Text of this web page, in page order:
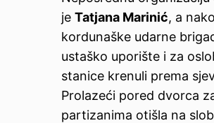
je Tatjana Marinić, a
kordunaške udarne
ustaško uporište i za
stanice krenuli prema
Prolazeći pored dvorca
partizanima otišla na